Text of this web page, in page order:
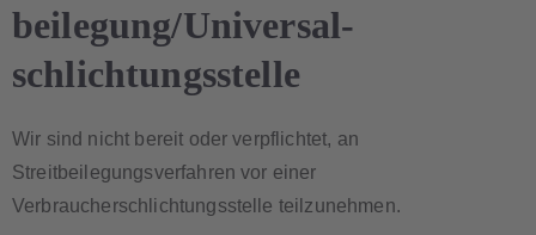
beilegung/Universal­
schlichtungs­stelle
Wir sind nicht bereit oder verpflichtet, an
Streitbeilegungsverfahren vor einer
Verbraucherschlichtungsstelle teilzunehmen.